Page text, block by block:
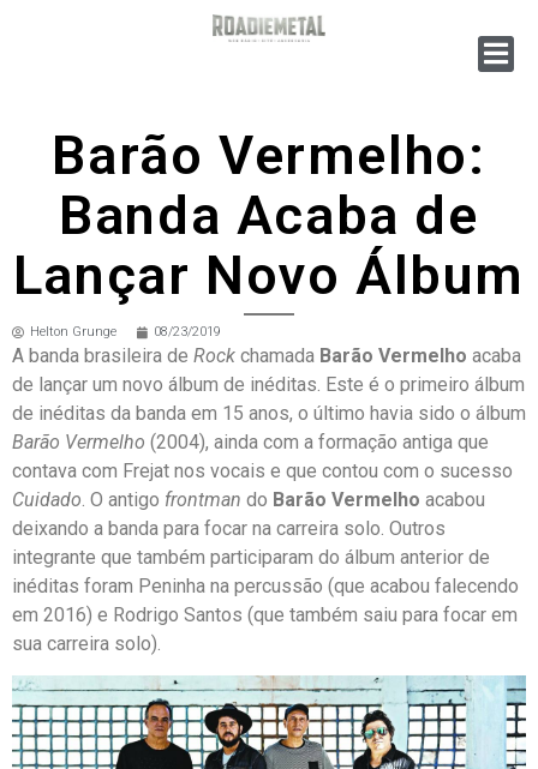
Barão Vermelho:
Banda Acaba de
Lançar Novo Álbum
Helton Grunge 08/23/2019
A banda brasileira de Rock chamada Barão Vermelho acaba
de lançar um novo álbum de inéditas. Este é o primeiro álbum
de inéditas da banda em 15 anos, o último havia sido o álbum
Barão Vermelho (2004), ainda com a formação antiga que
contava com Frejat nos vocais e que contou com o sucesso
Cuidado. O antigo frontman do Barão Vermelho acabou
deixando a banda para focar na carreira solo. Outros
integrante que também participaram do álbum anterior de
inéditas foram Peninha na percussão (que acabou falecendo
em 2016) e Rodrigo Santos (que também saiu para focar em
sua carreira solo).